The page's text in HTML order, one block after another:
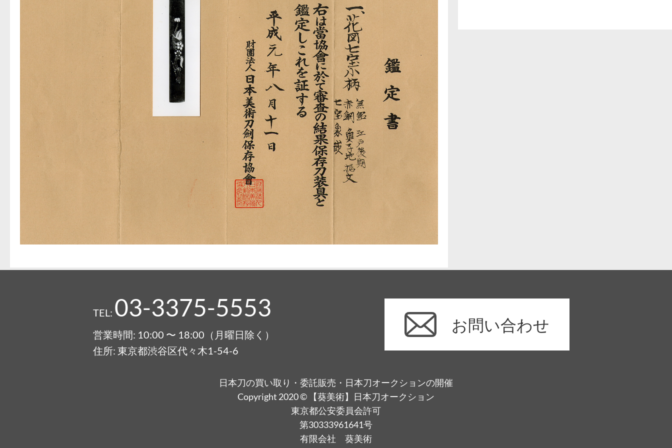
TEL: 03-3375-5553
営業時間: 10:00 〜 18:00（月曜日除く）
住所: 東京都渋谷区代々木1-54-6
お問い合わせ
日本刀の買い取り・委託販売・日本刀オークションの開催
Copyright 2020 © 【葵美術】日本刀オークション
東京都公安委員会許可
第30333961641号
有限会社 葵美術